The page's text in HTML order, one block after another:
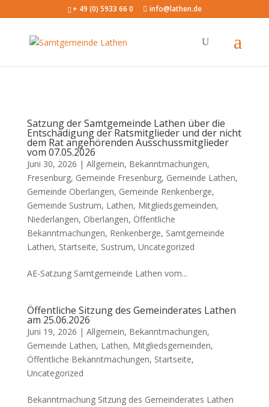
+ 49 (0) 5933 66 0 info@lathen.de
Satzung der Samtgemeinde Lathen über die
Entschädigung der Ratsmitglieder und der nicht
dem Rat angehörenden Ausschussmitglieder
vom 07.05.2026
Juni 30, 2026 | Allgemein, Bekanntmachungen,
Fresenburg, Gemeinde Fresenburg, Gemeinde Lathen,
Gemeinde Oberlangen, Gemeinde Renkenberge,
Gemeinde Sustrum, Lathen, Mitgliedsgemeinden,
Niederlangen, Oberlangen, Öffentliche
Bekanntmachungen, Renkenberge, Samtgemeinde
Lathen, Startseite, Sustrum, Uncategorized
AE-Satzung Samtgemeinde Lathen vom...
Öffentliche Sitzung des Gemeinderates Lathen
am 25.06.2026
Juni 19, 2026 | Allgemein, Bekanntmachungen,
Gemeinde Lathen, Lathen, Mitgliedsgemeinden,
Öffentliche Bekanntmachungen, Startseite,
Uncategorized
Bekanntmachung Sitzung des Gemeinderates Lathen